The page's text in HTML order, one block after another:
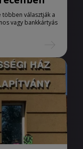
többen választják a
vagy bankkártyás